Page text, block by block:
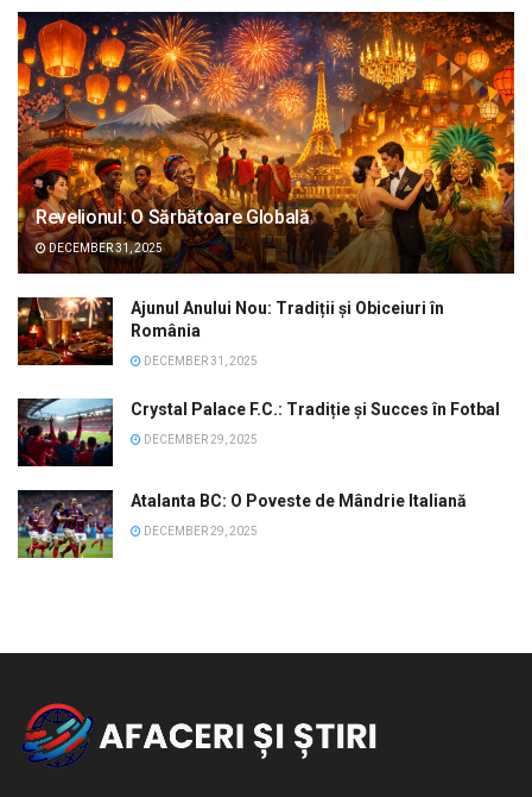
Revelionul: O Sărbătoare Globală
DECEMBER 31, 2025
Ajunul Anului Nou: Tradiții și Obiceiuri în
România
DECEMBER 31, 2025
Crystal Palace F.C.: Tradiție și Succes în Fotbal
DECEMBER 29, 2025
Atalanta BC: O Poveste de Mândrie Italiană
DECEMBER 29, 2025